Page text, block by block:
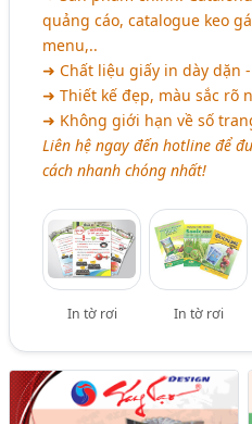
quảng cáo, catalogue keo
menu,..
➜ Chất liệu giấy in dày dặn
➜ Thiết kế đẹp, màu sắc rõ
➜ Không giới hạn về số
Liên hệ ngay đến hotline để
cách nhanh chóng nhất!
In tờ rơi In tờ rơi